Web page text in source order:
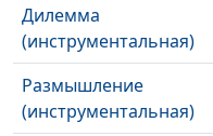
Дилемма
(инструментальная)
Размышление
(инструментальная)